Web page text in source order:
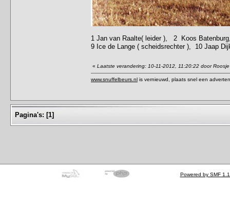
1 Jan van Raalte( leider ), 2 Koos
9 Ice de Lange ( scheidsrechter ), 10 Jaap
« Laatste verandering: 10-11-2012, 11:20:22 door Roosje
www.snuffelbeurs.nl is vernieuwd, plaats snel een
Pagina's: [1]
Powered by SMF